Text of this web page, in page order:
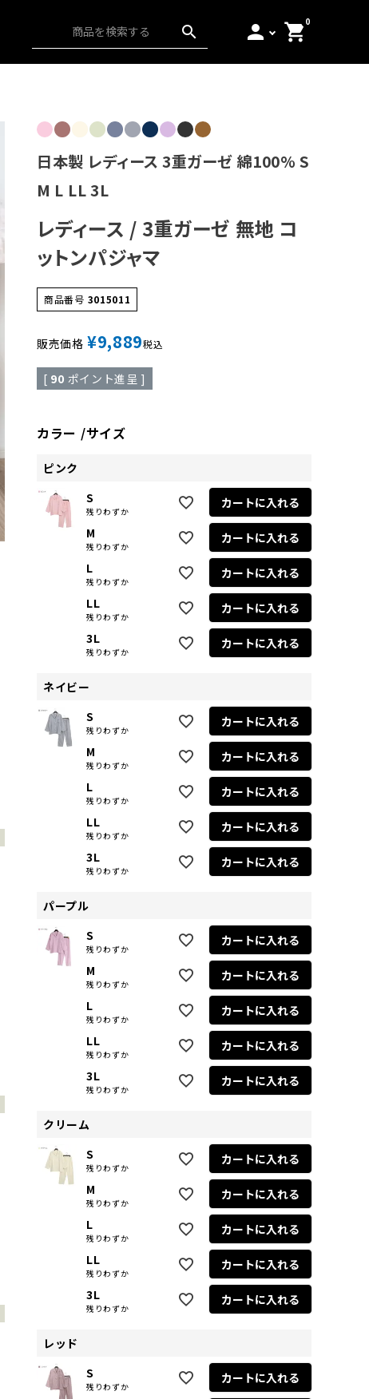
search person 0
shopping_cart
日本製 レディース 3重ガーゼ 綿100% S
M L LL 3L
レディース / 3重ガーゼ 無地 コ
ットンパジャマ
商品番号 3015011
販売価格 ¥9,889税込
[ 90 ポイント進呈 ]
カラー サイズ
ピンク
S
残りわずか
カートに入れる
M
残りわずか
カートに入れる
L
残りわずか
カートに入れる
LL
残りわずか
カートに入れる
3L
残りわずか
カートに入れる
ネイビー
S
残りわずか
カートに入れる
M
残りわずか
カートに入れる
L
残りわずか
カートに入れる
LL
残りわずか
カートに入れる
3L
残りわずか
カートに入れる
パープル
S
残りわずか
カートに入れる
M
残りわずか
カートに入れる
L
残りわずか
カートに入れる
LL
残りわずか
カートに入れる
3L
残りわずか
カートに入れる
クリーム
S
残りわずか
カートに入れる
M
残りわずか
カートに入れる
L
残りわずか
カートに入れる
LL
残りわずか
カートに入れる
3L
残りわずか
カートに入れる
レッド
S
残りわずか
カートに入れる